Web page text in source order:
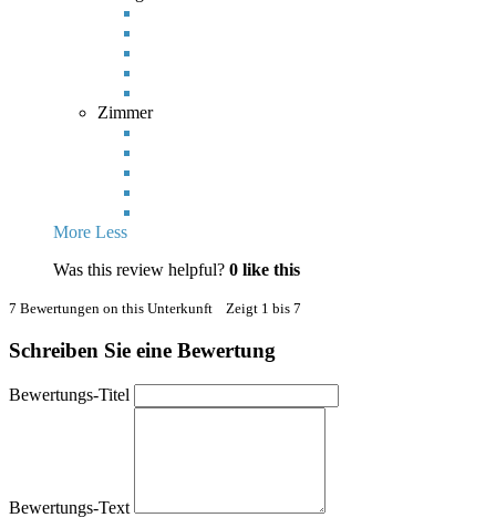
Zimmer
More Less
Was this review helpful? 0 like this
7 Bewertungen on this Unterkunft Zeigt 1 bis 7
Schreiben Sie eine Bewertung
Bewertungs-Titel
Bewertungs-Text